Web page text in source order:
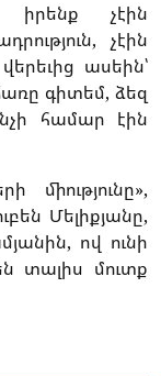
իրենք չէին
չէին
ասեին՝
գիտեմ, ձեզ
համար էին
միությունը»,
Մելիքյանը,
ով ունի
տալիս մուտք